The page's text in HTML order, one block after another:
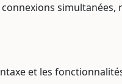
et les